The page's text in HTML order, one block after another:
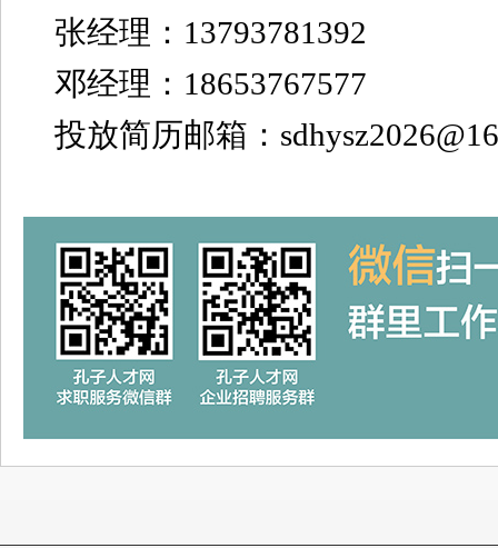
张经理：13793781392
邓经理：18653767577
投放简历邮箱：